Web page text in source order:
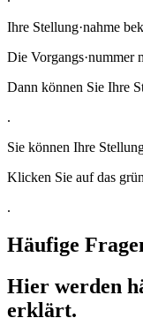
Ihre Stellung·nahme
Die Vorgangs·nummer
Dann können Sie Ihre
.
Sie können Ihre
Klicken Sie auf das
.
Häufige
Hier werden
erklärt.